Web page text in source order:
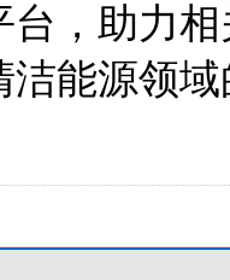
台，助力
洁能源领